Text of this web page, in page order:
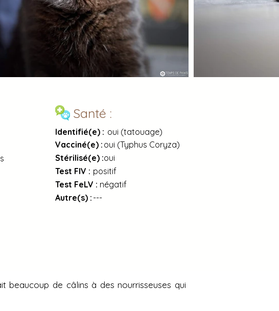
Santé :
oui (tatouage)
Identifié(e) :
Vacciné(e) : oui (Typhus Coryza)
Stérilisé(e) :oui
Test FIV : positif
Test FeLV : négatif
Autre(s) : ---
beaucoup de câlins à des nourrisseuses qui